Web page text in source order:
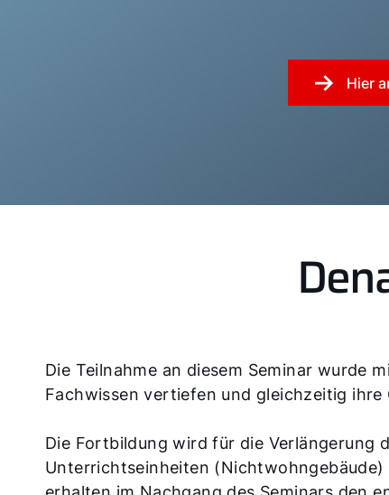
Hier
Die Teilnahme an diesem Seminar wurde
Fachwissen vertiefen und gleichzeitig
Die Fortbildung wird für die Verlängerung
Unterrichtseinheiten